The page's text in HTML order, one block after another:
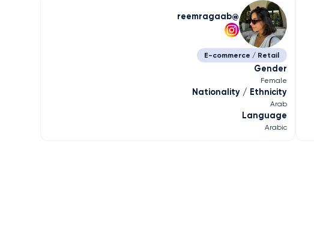
reemragaab
E-commerce / Retail
Gender
Female
Nationality / Ethnicity
Arab
Language
Arabic